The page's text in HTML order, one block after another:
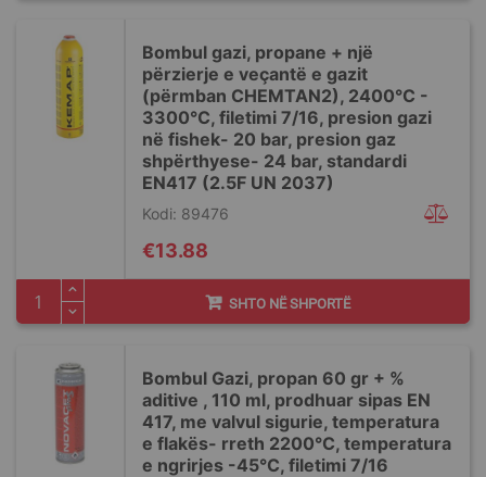
Bombul gazi, propane + një
përzierje e veçantë e gazit
(përmban CHEMTAN2), 2400°C -
3300°C, filetimi 7/16, presion gazi
në fishek- 20 bar, presion gaz
shpërthyese- 24 bar, standardi
EN417 (2.5F UN 2037)
Kodi: 89476
€13.88
SHTO NË SHPORTË
Bombul Gazi, propan 60 gr + %
aditive , 110 ml, prodhuar sipas EN
417, me valvul sigurie, temperatura
e flakës- rreth 2200°C, temperatura
e ngrirjes -45°C, filetimi 7/16